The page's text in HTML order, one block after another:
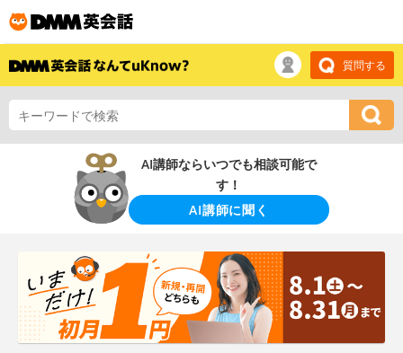
質問する
AI講師ならいつでも相談可能で
す！
AI講師に聞く